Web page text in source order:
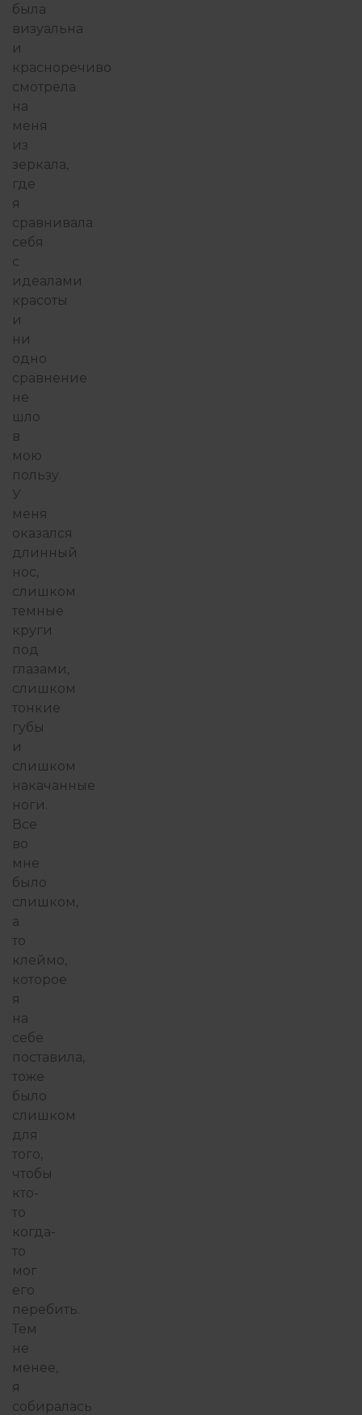
была
визуальна
и
красноречиво
смотрела
на
меня
из
зеркала,
где
я
сравнивала
себя
с
идеалами
красоты
и
ни
одно
сравнение
не
шло
в
мою
пользу.
У
меня
оказался
длинный
нос,
слишком
темные
круги
под
глазами,
слишком
тонкие
губы
и
слишком
накачанные
ноги.
Все
во
мне
было
слишком,
а
то
клеймо,
которое
я
на
себе
поставила,
тоже
было
слишком
для
того,
чтобы
кто-
то
когда-
то
мог
его
перебить.
Тем
не
менее,
я
собиралась